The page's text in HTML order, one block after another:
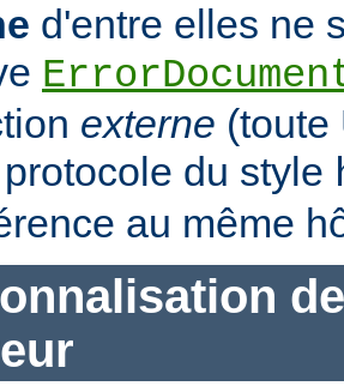
d'entre elles ne
externe (toute
du style
au même